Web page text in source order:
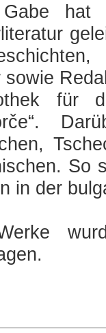
hat
sowie
für
So
in der